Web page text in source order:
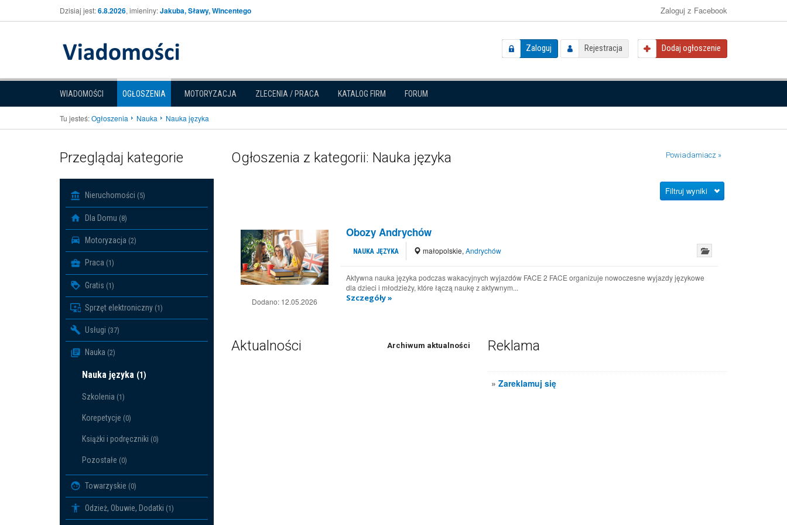
Dzisiaj jest:6.8.2026, imieniny:Jakuba, Sławy, Wincentego Zaloguj z Facebook
Zaloguj Rejestracja Dodaj ogłoszenie
WIADOMOŚCI OGŁOSZENIA MOTORYZACJA ZLECENIA / PRACA KATALOG FIRM FORUM
Tu jesteś:Ogłoszenia Nauka Nauka języka
Przeglądaj kategorie
Nieruchomości (5)
Dla Domu (8)
Motoryzacja (2)
Praca (1)
Gratis (1)
Sprzęt elektroniczny (1)
Usługi (37)
Nauka (2)
Nauka języka (1)
Szkolenia (1)
Korepetycje (0)
Książki i podręczniki (0)
Pozostałe (0)
Towarzyskie (0)
Odzież, Obuwie, Dodatki (1)
Ogłoszenia z kategorii: Nauka języka Powiadamiacz »
Filtruj wyniki
Dodano: 12.05.2026
Obozy Andrychów
NAUKA JĘZYKA małopolskie, Andrychów
Aktywna nauka języka podczas wakacyjnych wyjazdów FACE 2 FACE organizuje nowoczesne wyjazdy językowe
dla dzieci i młodzieży, które łączą naukę z aktywnym...
Szczegóły »
Aktualności Archiwum aktualności Reklama
»Zareklamuj się